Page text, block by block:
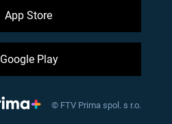
App Store
Google Play
© FTV Prima spol. s r.o.